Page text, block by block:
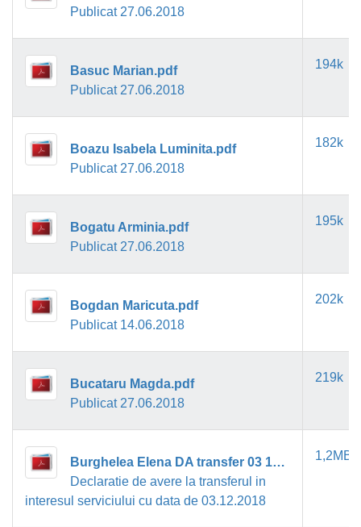
Publicat 27.06.2018
Basuc Marian.pdf
Publicat 27.06.2018
194k
Boazu Isabela Luminita.pdf
Publicat 27.06.2018
182k
Bogatu Arminia.pdf
Publicat 27.06.2018
195k
Bogdan Maricuta.pdf
Publicat 14.06.2018
202k
Bucataru Magda.pdf
Publicat 27.06.2018
219k
Burghelea Elena DA transfer 03 12 2018.pdf
Declaratie de avere la transferul in
interesul serviciului cu data de 03.12.2018
1,2MB